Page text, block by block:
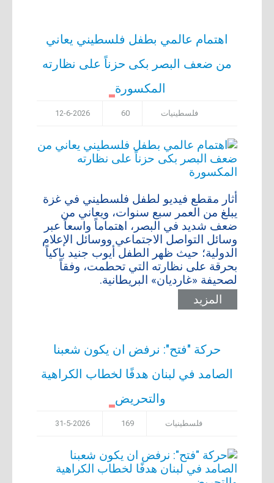
اهتمام عالمي بطفل فلسطيني يعاني
من ضعف البصر بكى حزناً على نظارته
المكسورة
12-6-2026 60 فلسطينيات
أثار مقطع فيديو لطفل فلسطيني في غزة
يبلغ من العمر سبع سنوات، ويعاني من
ضعف شديد في البصر، اهتماماً واسعاً عبر
وسائل التواصل الاجتماعي ووسائل الإعلام
الدولية؛ حيث ظهر الطفل أيوب جنيد باكياً
بحرقة على نظارته التي تحطمت، وفقاً
لصحيفة «غارديان» البريطانية.
المزيد
حركة "فتح": نرفض ان يكون شعبنا
الصامد في لبنان هدفًا لخطاب الكراهية
والتحريض
31-5-2026 169 فلسطينيات